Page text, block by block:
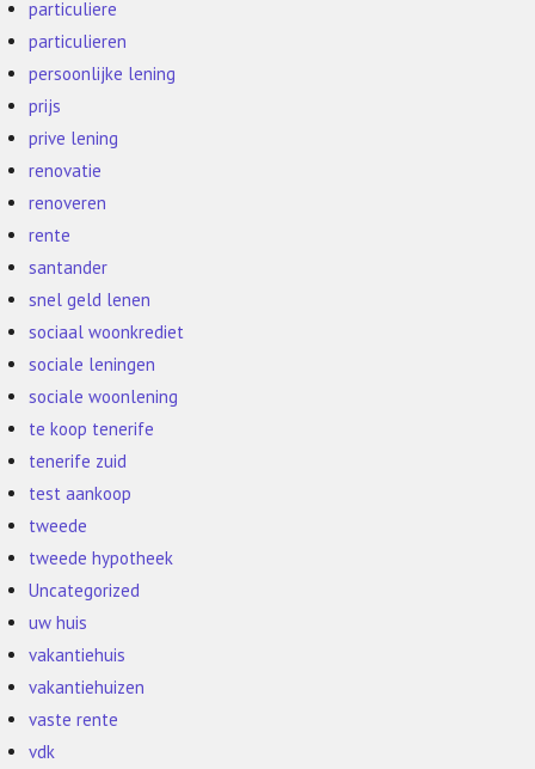
particuliere
particulieren
persoonlijke lening
prijs
prive lening
renovatie
renoveren
rente
santander
snel geld lenen
sociaal woonkrediet
sociale leningen
sociale woonlening
te koop tenerife
tenerife zuid
test aankoop
tweede
tweede hypotheek
Uncategorized
uw huis
vakantiehuis
vakantiehuizen
vaste rente
vdk